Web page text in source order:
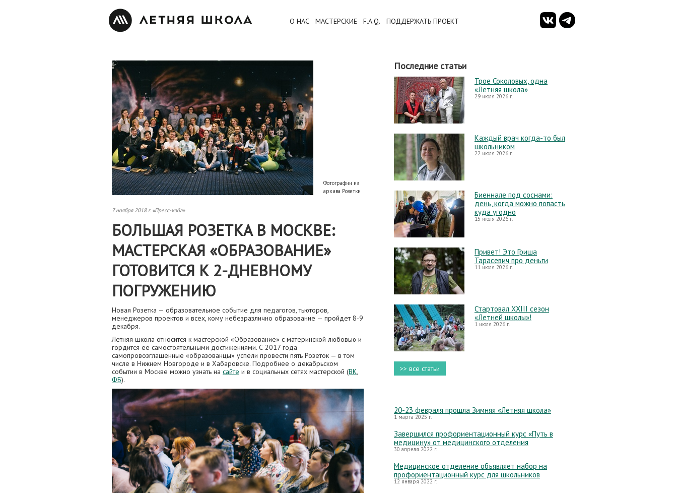
О НАС МАСТЕРСКИЕ F.A.Q. ПОДДЕРЖАТЬ ПРОЕКТ
Фотографии из
архива Розетки
7 ноября 2018 г. «Пресс-изба»
БОЛЬШАЯ РОЗЕТКА В МОСКВЕ:
МАСТЕРСКАЯ «ОБРАЗОВАНИЕ»
ГОТОВИТСЯ К 2-ДНЕВНОМУ
ПОГРУЖЕНИЮ
Новая Розетка — образовательное событие для педагогов, тьюторов,
менеджеров проектов и всех, кому небезразлично образование — пройдет 8-9
декабря.
Летняя школа относится к мастерской «Образование» с материнской любовью и
гордится ее самостоятельными достижениями. С 2017 года
самопровозглашенные «образованцы» успели провести пять Розеток — в том
числе в Нижнем Новгороде и в Хабаровске. Подробнее о декабрьском
событии в Москве можно узнать на сайте и в социальных сетях мастерской (ВК,
ФБ).
Последние статьи
Трое Соколовых, одна
«Летняя школа»
29 июля 2026 г.
Каждый врач когда-то был
школьником
22 июля 2026 г.
Биеннале под соснами:
день, когда можно попасть
куда угодно
15 июля 2026 г.
Привет! Это Гриша
Тарасевич про деньги
11 июля 2026 г.
Стартовал XXIII сезон
«Летней школы»!
1 июля 2026 г.
>> все статьи
20-23 февраля прошла Зимняя «Летняя школа»
1 марта 2025 г.
Завершился профориентационный курс «Путь в
медицину» от медицинского отделения
30 апреля 2022 г.
Медицинское отделение объявляет набор на
профориентационный курс для школьников
12 января 2022 г.